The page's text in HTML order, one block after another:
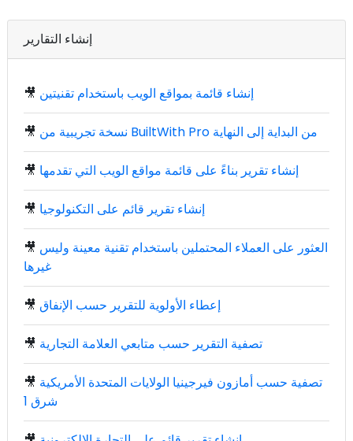
إنشاء التقارير
🎥 إنشاء قائمة بمواقع الويب باستخدام تقنيتين
🎥 نسخة تجريبية من BuiltWith Pro من البداية إلى النهاية
🎥 إنشاء تقرير بناءً على قائمة مواقع الويب التي تقدمها
🎥 إنشاء تقرير قائم على التكنولوجيا
🎥 العثور على العملاء المحتملين باستخدام تقنية معينة وليس
غيرها
🎥 إعطاء الأولوية للتقرير حسب الإنفاق
🎥 تصفية التقرير حسب متابعي العلامة التجارية
🎥 تصفية حسب أمازون فيرجينيا الولايات المتحدة الأمريكية
شرق 1